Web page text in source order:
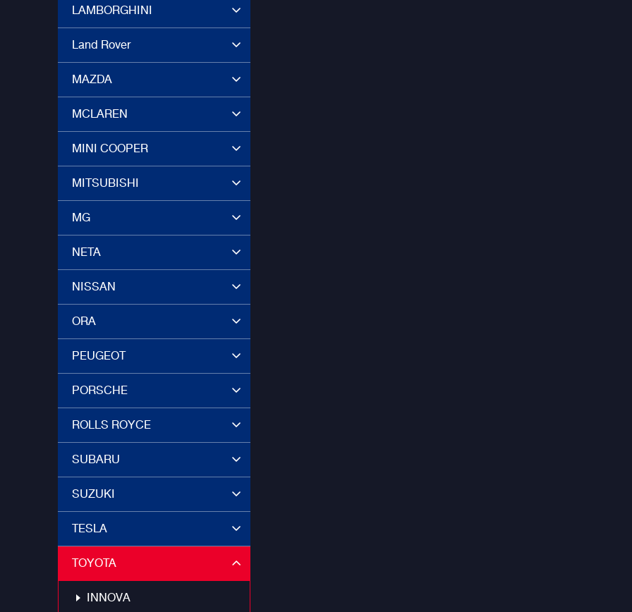
LAMBORGHINI
Land Rover
MAZDA
MCLAREN
MINI COOPER
MITSUBISHI
MG
NETA
NISSAN
ORA
PEUGEOT
PORSCHE
ROLLS ROYCE
SUBARU
SUZUKI
TESLA
TOYOTA
INNOVA